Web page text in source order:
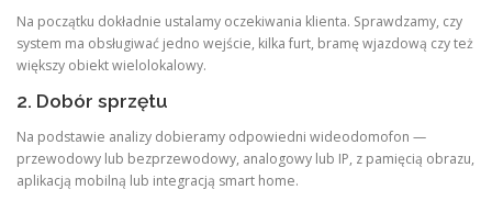
Na początku dokładnie ustalamy oczekiwania klienta. Sprawdzamy, czy
system ma obsługiwać jedno wejście, kilka furt, bramę wjazdową czy też
większy obiekt wielolokalowy.
2. Dobór sprzętu
Na podstawie analizy dobieramy odpowiedni wideodomofon —
przewodowy lub bezprzewodowy, analogowy lub IP, z pamięcią obrazu,
aplikacją mobilną lub integracją smart home.